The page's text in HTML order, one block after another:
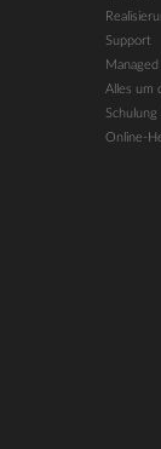
Support
Alles um
Online-